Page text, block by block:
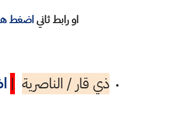
او رابط ثانياضغط
• ذي قار / الناصرية |